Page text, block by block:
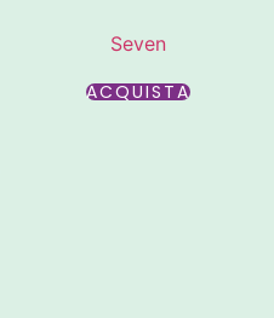
Seven
ACQUISTA